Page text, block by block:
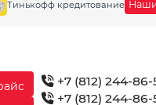
Тинькофф кредитование
+7 (812) 244-86-
+7 (812) 244-86-